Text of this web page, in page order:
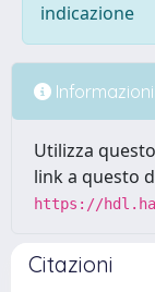
indicazione
Informazioni
Utilizza
link a questo
https://
Citazioni